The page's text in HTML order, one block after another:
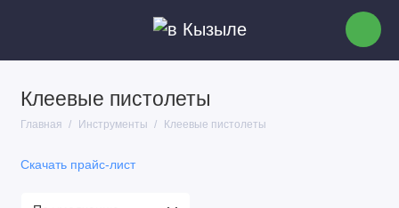
Клеевые пистолеты
Главная Инструменты Клеевые пистолеты
Сварочные аппараты для пластиковых труб
Скачать прайс-лист